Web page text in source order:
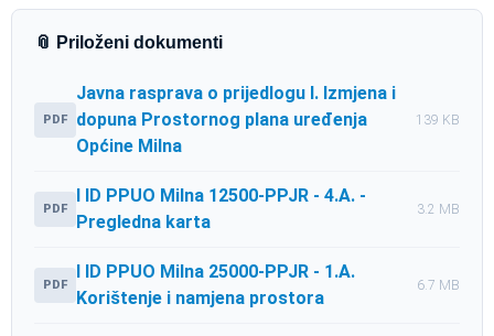
📎 Priloženi dokumenti
PDF
Javna rasprava o prijedlogu I. Izmjena i
dopuna Prostornog plana uređenja
Općine Milna
139 KB
PDF
I ID PPUO Milna 12500-PPJR - 4.A. -
Pregledna karta
3.2 MB
PDF
I ID PPUO Milna 25000-PPJR - 1.A.
Korištenje i namjena prostora
6.7 MB